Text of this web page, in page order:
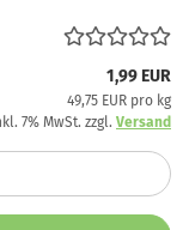
1,99 EUR
49,75 EUR pro kg
7% MwSt. zzgl. Versand